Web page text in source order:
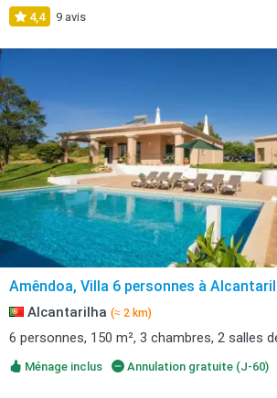
4,4 9 avis
Amêndoa, Villa 6 personnes à
Alcantarilha (≈ 2 km)
6 personnes, 150 m², 3 chambres, 2 salles
Ménage inclus Annulation gratuite (J-60)